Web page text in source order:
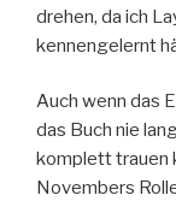
drehen, da ich
kennengelernt
Auch wenn das
das Buch nie
komplett trauen
Novembers